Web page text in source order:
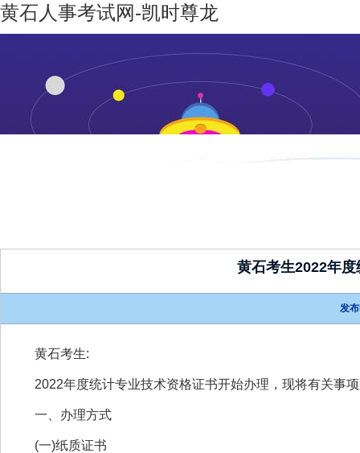
黄石人事考试网-凯时尊龙
黄石考生2022年
发
黄石考生:
2022年度统计专业技术资格证书开始办理，现将有关事
一、办理方式
(一)纸质证书